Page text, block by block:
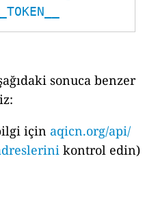
sonuca benzer
için aqicn.org/api/
kontrol edin)